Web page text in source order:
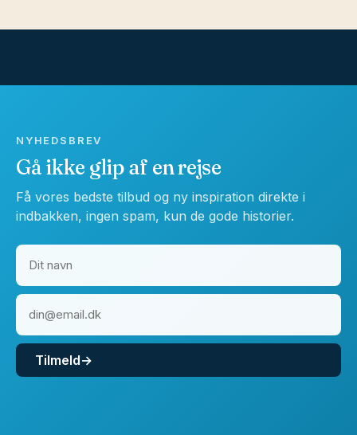
NYHEDSBREV
Gå ikke glip af en rejse
Få vores bedste tilbud og ny inspiration direkte i
indbakken, ingen spam, kun de gode historier.
Tilmeld→